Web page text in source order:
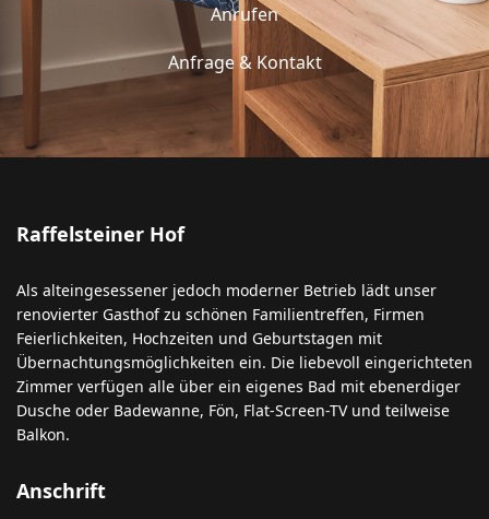
Anrufen
Anfrage & Kontakt
Raffelsteiner Hof
Als alteingesessener jedoch moderner Betrieb lädt unser
renovierter Gasthof zu schönen Familientreffen, Firmen
Feierlichkeiten, Hochzeiten und Geburtstagen mit
Übernachtungsmöglichkeiten ein. Die liebevoll eingerichteten
Zimmer verfügen alle über ein eigenes Bad mit ebenerdiger
Dusche oder Badewanne, Fön, Flat-Screen-TV und teilweise
Balkon.
Anschrift